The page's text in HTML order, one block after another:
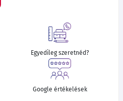
Egyedileg szeretnéd?
Google értékelések